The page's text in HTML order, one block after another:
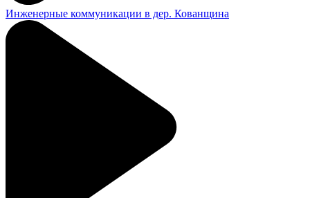
Инженерные коммуникации в дер. Кованщина